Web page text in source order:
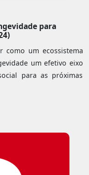
para
como um ecossistema
um efetivo eixo
para as próximas